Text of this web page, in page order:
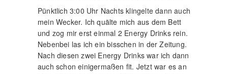
Pünktlich 3:00 Uhr Nachts klingelte dann auch
mein Wecker. Ich quälte mich aus dem Bett
und zog mir erst einmal 2 Energy Drinks rein.
Nebenbei las ich ein bisschen in der Zeitung.
Nach diesen zwei Energy Drinks war ich dann
auch schon einigermaßen fit. Jetzt war es an